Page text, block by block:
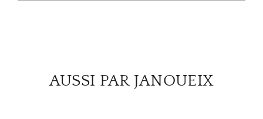
AUSSI PAR JANOUEIX